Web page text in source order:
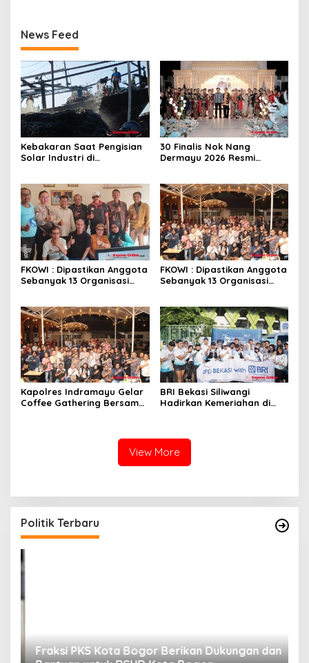
News Feed
Kebakaran Saat Pengisian
Solar Industri di
Diminta Usut Tuntas
30 Finalis Nok Nang
Dermayu 2026 Resmi
FKOWI : Dipastikan Anggota
Sebanyak 13 Organisasi
FKOWI : Dipastikan Anggota
Sebanyak 13 Organisasi
Kapolres Indramayu Gelar
Coffee Gathering Bersama
BRI Bekasi Siliwangi
Hadirkan Kemeriahan di
View More
Politik Terbaru
Fraksi PKS Kota Bogor Berikan Dukungan dan